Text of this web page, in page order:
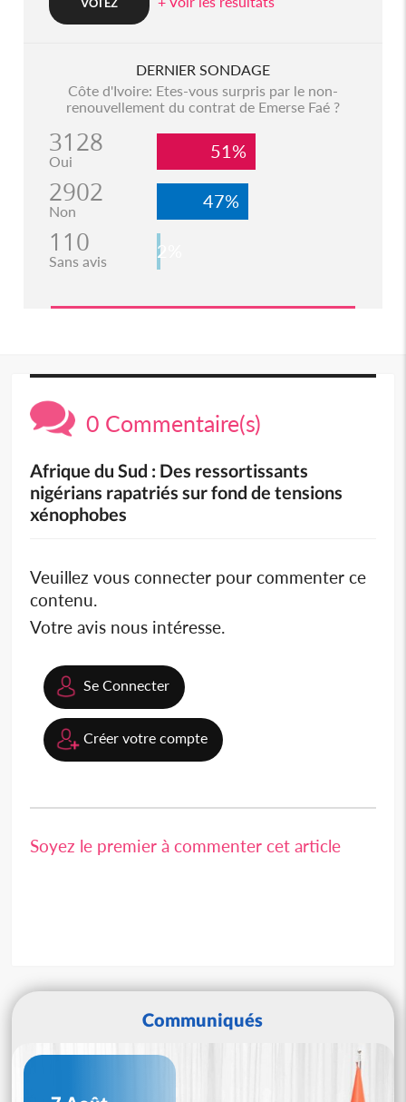
DERNIER SONDAGE
Côte d'Ivoire: Etes-vous surpris par le non-
renouvellement du contrat de Emerse Faé ?
3128
Oui 51%
2902
Non 47%
110
Sans avis 2%
0 Commentaire(s)
Afrique du Sud : Des ressortissants
nigérians rapatriés sur fond de tensions
xénophobes
Veuillez vous connecter pour commenter ce
contenu.
Votre avis nous intéresse.
Se Connecter
Créer votre compte
Soyez le premier à commenter cet article
Communiqués